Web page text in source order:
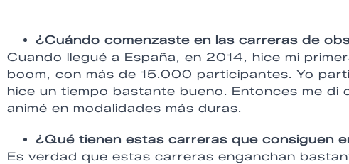
¿Cuándo comenzaste en las carreras de
Cuando llegué a España, en 2014, hice mi
boom, con más de 15.000 participantes. Yo
hice un tiempo bastante bueno. Entonces me di
animé en modalidades más duras.
¿Qué tienen estas carreras que consiguen
Es verdad que estas carreras enganchan